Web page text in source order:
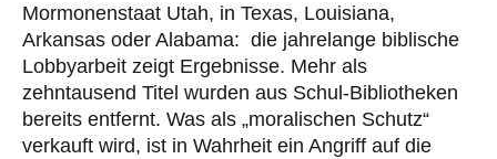
Mormonenstaat Utah, in Texas, Louisiana,
Arkansas oder Alabama: die jahrelange biblische
Lobbyarbeit zeigt Ergebnisse. Mehr als
zehntausend Titel wurden aus Schul-Bibliotheken
bereits entfernt. Was als „moralischen Schutz“
verkauft wird, ist in Wahrheit ein Angriff auf die